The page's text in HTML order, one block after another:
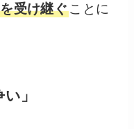
受け継ぐことに
」